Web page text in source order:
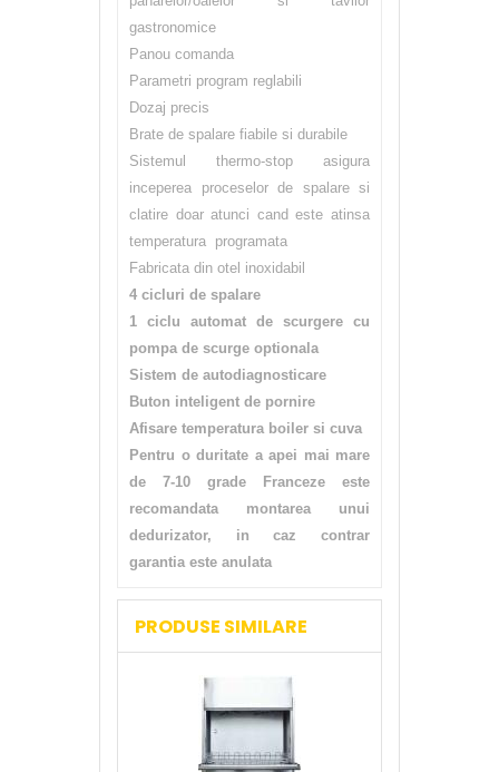
gastronomice
Panou comanda
Parametri program reglabili
Dozaj precis
Brate de spalare fiabile si durabile
Sistemul thermo-stop asigura
inceperea proceselor de spalare si
clatire doar atunci cand este atinsa
temperatura programata
Fabricata din otel inoxidabil
4 cicluri de spalare
1 ciclu automat de scurgere cu
pompa de scurge optionala
Sistem de autodiagnosticare
Buton inteligent de pornire
Afisare temperatura boiler si cuva
Pentru o duritate a apei mai mare
de 7-10 grade Franceze este
recomandata montarea unui
dedurizator, in caz contrar
garantia este anulata
PRODUSE SIMILARE